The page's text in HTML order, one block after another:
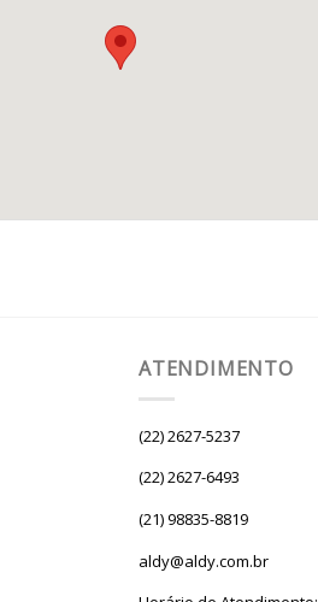
ATENDIMENTO
(22) 2627-5237
(22) 2627-6493
(21) 98835-8819
aldy@aldy.com.br